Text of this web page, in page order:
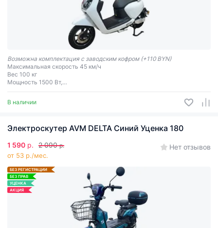
Возможна комплектация с заводским кофром (+110 BYN)
Максимальная скорость 45 км/ч
Вес 100 кг
Мощность 1500 Вт,
дальность хода на одном заряде 70 км,
В наличии
Электроскутер AVM DELTA Синий Уценка 180
1 590 р. 2 090 р.
от 53 р./мес.
Нет отзывов
БЕЗ РЕГИСТРАЦИИ
БЕЗ ПРАВ
УЦЕНКА
АКЦИЯ